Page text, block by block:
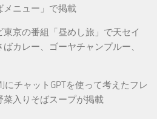
ニュー」で掲載
東京の番組「昼めし旅」で天セイ
カレー、ゴーヤチャンプルー、
にチャットGPTを使って考えたフレ
入りそばスープが掲載